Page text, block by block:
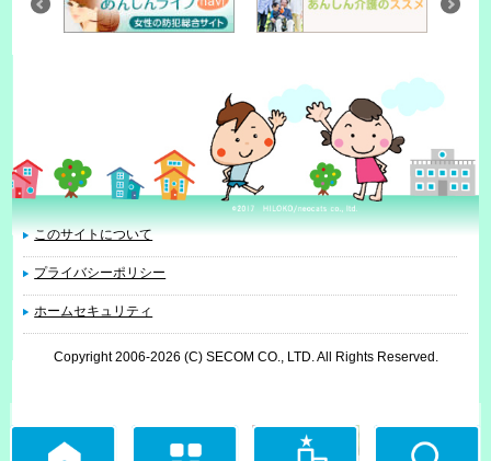
このサイトについて
プライバシーポリシー
ホームセキュリティ
Copyright 2006-2026 (C) SECOM CO., LTD. All Rights Reserved.